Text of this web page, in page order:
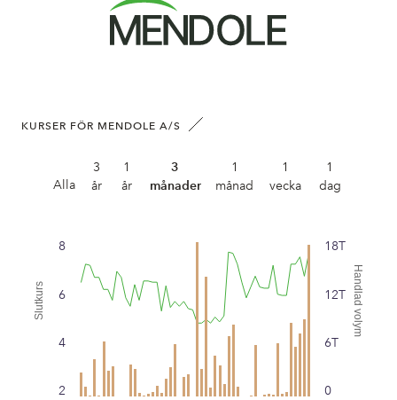
KURSER FÖR MENDOLE A/S
Alla
3
år
1
år
3
månader
1
månad
1
vecka
1
dag
Slutkurs Handlad volym
2
4
6
8
0
6T
12T
18T